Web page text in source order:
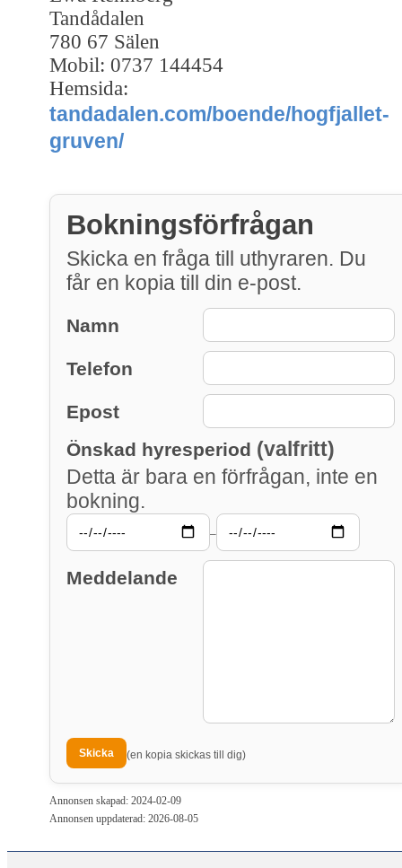
Tandådalen
780 67 Sälen
Mobil: 0737 144454
Hemsida:
tandadalen.com/boende/hogfjallet-
gruven/
Bokningsförfrågan
Skicka en fråga till uthyraren. Du
får en kopia till din e-post.
Namn
Telefon
Epost
Önskad hyresperiod (valfritt)
Detta är bara en förfrågan, inte en
bokning.
–
Meddelande
(en kopia skickas till dig)
Annonsen skapad: 2024-02-09
Annonsen uppdaterad: 2026-08-05